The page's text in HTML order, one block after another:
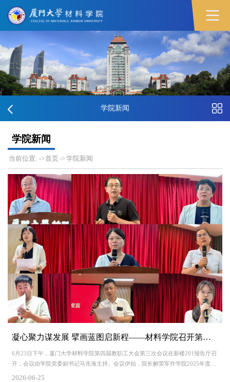
学院新闻
学院新闻
当前位置: ->首页 ->学院新闻
凝心聚力谋发展 擘画蓝图启新程——材料学院召开第四届教职工大会第三次会议
6月23日下午，厦门大学材料学院第四届教职工大会第三次会议在新楼201报告厅召
开，会议由学院党委副书记马兆海主持。会议伊始，院长解荣军作学院2025年度工
2026-06-25